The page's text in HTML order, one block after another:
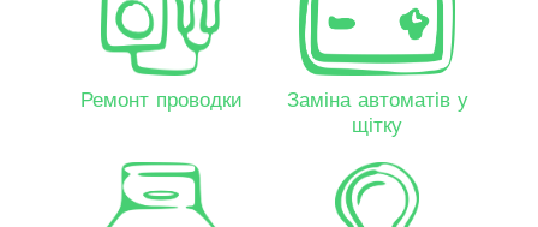
Ремонт проводки
Заміна автоматів у
щітку